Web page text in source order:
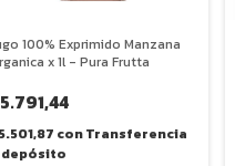
100% Exprimido Manzana
x 1l - Pura Frutta
conTransferencia
depósito